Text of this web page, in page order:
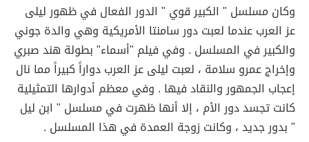
وكان مسلسل " الكبير قوي " الدور الفعال في ظهور ليلى
عز العرب عندما لعبت دور سامنتا الأمريكية وهي والدة جوني
والكبير في المسلسل . وفي فيلم "أسماء" بطولة هند صبري
وإخراج عمرو سلامة ، لعبت ليلى عز العرب دواراً كبيراً مما نال
إعجاب الجمهور والنقاد فيها . وفي معظم أدوارها التمثيلية
كانت تجسد دور الأم ، إلا أنها ظهرت في مسلسل " ابن ليل
" بدور جديد ، وكانت زوجة العمدة في هذا المسلسل .